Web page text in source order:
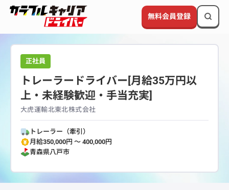
無料会員登録
正社員
トレーラードライバー[月給35万円以
上・未経験歓迎・手当充実]
大虎運輸北東北株式会社
トレーラー（牽引）
月給350,000円 〜 400,000円
青森県八戸市